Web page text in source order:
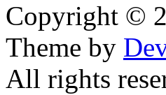
Copyright ©
Theme by
All rights